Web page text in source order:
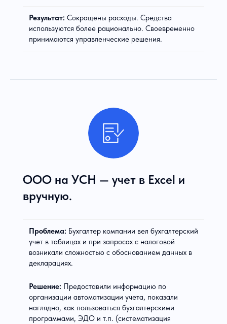
Результат: Сокращены расходы. Средства
используются более рационально. Своевременно
принимаются управленческие решения.
ООО на УСН — учет в Excel и
вручную.
Проблема: Бухгалтер компании вел бухгалтерский
учет в таблицах и при запросах с налоговой
возникали сложностью с обоснованием данных в
декларациях.
Решение: Предоставили информацию по
организации автоматизации учета, показали
наглядно, как пользоваться бухгалтерскими
программами, ЭДО и т.п. (систематизация